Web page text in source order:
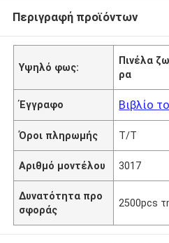
Περιγραφή προϊόντων
Υψηλό φως:
Πινέλα
ρα
Έγγραφο Βιβλίο
Όροι πληρωμής T/T
Αριθμό μοντέλου 3017
Δυνατότητα προ
σφοράς
2500pcs